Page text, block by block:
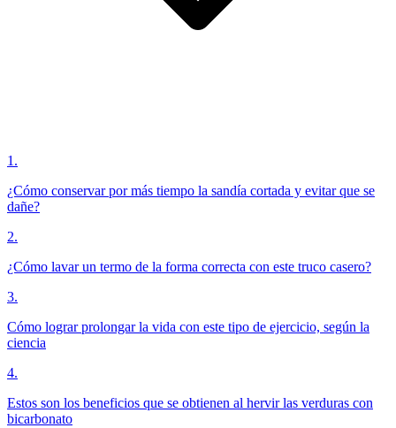
1 .
¿Cómo conservar por más tiempo la sandía cortada y evitar que se
dañe?
2.
¿Cómo lavar un termo de la forma correcta con este truco casero?
3.
Cómo lograr prolongar la vida con este tipo de ejercicio, según la
ciencia
4.
Estos son los beneficios que se obtienen al hervir las verduras con
bicarbonato